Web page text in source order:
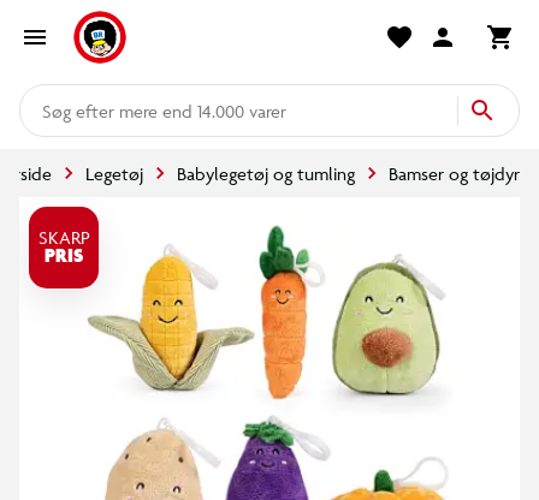
mere end 14.000 varer
Legetøj Babylegetøj og tumling Bamser og tøjdyr
SKARP
PRIS